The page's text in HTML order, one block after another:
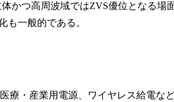
かつ高周波域ではZVS優位となる場
も一般的である。
療・産業用電源、ワイヤレス給電な